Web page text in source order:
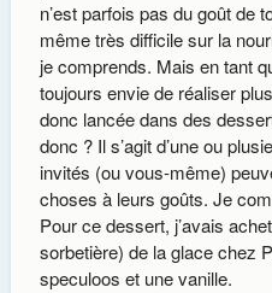
n’est parfois pas du goût de
même très difficile sur la
je comprends. Mais en tant
toujours envie de réaliser
donc lancée dans des
donc ? Il s’agit d’une ou
invités (ou vous-même)
choses à leurs goûts. Je
Pour ce dessert, j’avais
sorbetière) de la glace chez
speculoos et une vanille.